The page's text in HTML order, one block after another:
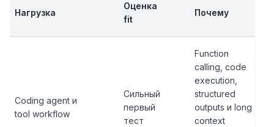
Нагрузка
Оценка
fit
Почему
Coding agent и
tool workflow
Сильный
первый
тест
Function
calling, code
execution,
structured
outputs и long
context